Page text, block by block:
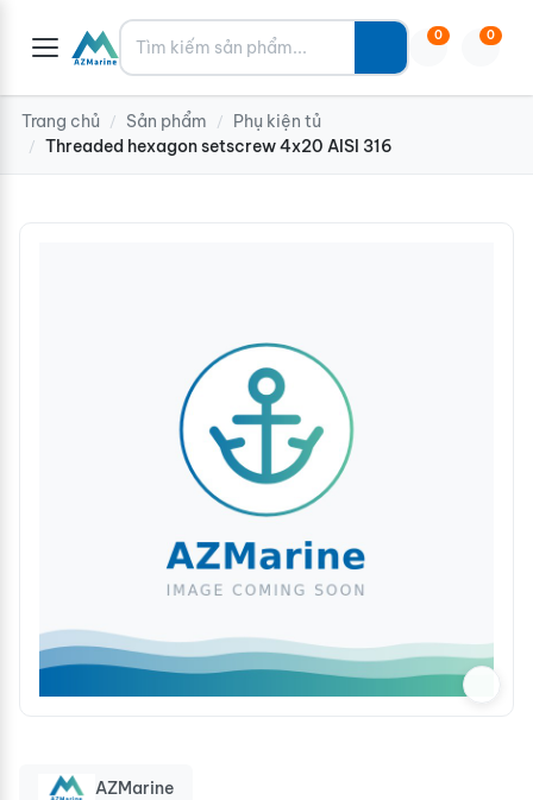
Tìm kiếm 0 0
Trang chủ / Sản phẩm / Phụ kiện tủ
/ Threaded hexagon setscrew 4x20 AISI 316
AZMarine